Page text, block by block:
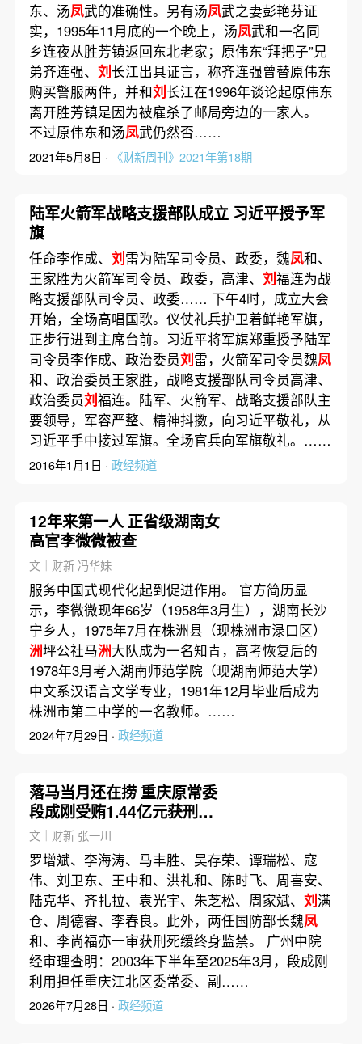
东、汤凤武的准确性。另有汤凤武之妻彭艳芬证
实，1995年11月底的一个晚上，汤凤武和一名同
乡连夜从胜芳镇返回东北老家；原伟东“拜把子”兄
弟齐连强、 刘长江出具证言，称齐连强曾替原伟东
购买警服两件，并和刘长江在1996年谈论起原伟东
离开胜芳镇是因为被雇杀了邮局旁边的一家人。
不过原伟东和汤凤武仍然否……
2021年5月8日 · 《财新周刊》2021年第18期
陆军火箭军战略支援部队成立 习近平授予军
旗
任命李作成、 刘 雷为陆军司令员、政委，魏凤和、
王家胜为火箭军司令员、政委，高津、 刘福连为战
略支援部队司令员、政委…… 下午4时，成立大会
开始，全场高唱国歌。仪仗礼兵护卫着鲜艳军旗，
正步行进到主席台前。习近平将军旗郑重授予陆军
司令员李作成、政治委员刘 雷，火箭军司令员魏凤
和、政治委员王家胜，战略支援部队司令员高津、
政治委员刘福连。陆军、火箭军、战略支援部队主
要领导，军容严整、精神抖擞，向习近平敬礼，从
习近平手中接过军旗。全场官兵向军旗敬礼。……
2016年1月1日 · 政经频道
12年来第一人 正省级湖南女
高官李微微被查
文｜财新 冯华妹
服务中国式现代化起到促进作用。 官方简历显
示，李微微现年66岁（1958年3月生），湖南长沙
宁乡人，1975年7月在株洲县（现株洲市渌口区）
洲坪公社马洲大队成为一名知青，高考恢复后的
1978年3月考入湖南师范学院（现湖南师范大学）
中文系汉语言文学专业，1981年12月毕业后成为
株洲市第二中学的一名教师。……
2024年7月29日 · 政经频道
落马当月还在捞 重庆原常委
段成刚受贿1.44亿元获刑无
期
文｜财新 张一川
罗增斌、李海涛、马丰胜、吴存荣、谭瑞松、寇
伟、刘卫东、王中和、洪礼和、陈时飞、周喜安、
陆克华、齐扎拉、袁光宇、朱芝松、周家斌、 刘满
仓、周德睿、李春良。此外，两任国防部长魏凤
和、李尚福亦一审获刑死缓终身监禁。 广州中院
经审理查明：2003年下半年至2025年3月，段成刚
利用担任重庆江北区委常委、副……
2026年7月28日 · 政经频道